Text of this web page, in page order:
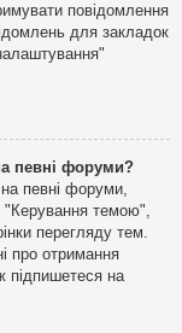
повідомлення
для закладок
певні форуми?
певні форуми,
"Керування темою",
перегляду тем.
про отримання
підпишетеся на